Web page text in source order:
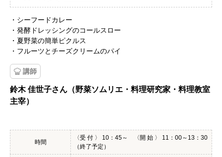
・シーフードカレー
・発酵ドレッシングのコールスロー
・夏野菜の簡単ピクルス
・フルーツとチーズクリームのパイ
講師
鈴木 佳世子さん（野菜ソムリエ・料理研究家・料理教室
主宰）
時間
〈受 付 〉 10：45～ 〈開 始 〉 11：00～13：30
（終了予定）